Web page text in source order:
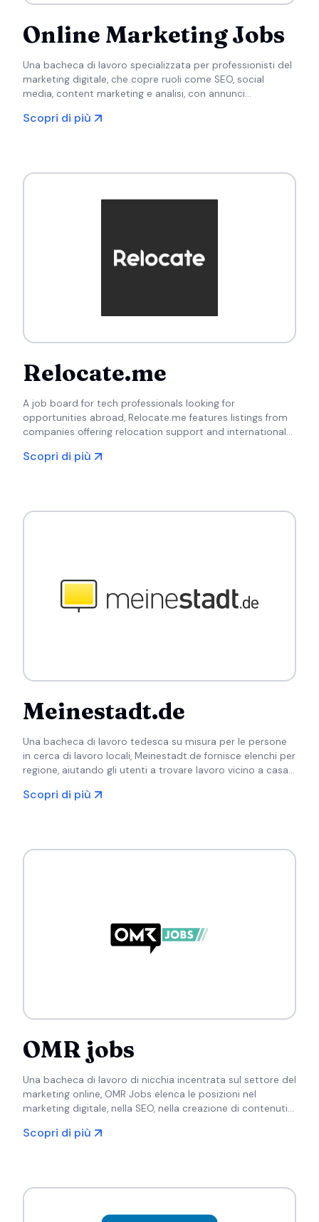
Online Marketing Jobs
Una bacheca di lavoro specializzata per professionisti del
marketing digitale, che copre ruoli come SEO, social
media, content marketing e analisi, con annunci
Scopri di più
Relocate.me
A job board for tech professionals looking for
opportunities abroad, Relocate.me features listings from
companies offering relocation support and international
Scopri di più
Meinestadt.de
Una bacheca di lavoro tedesca su misura per le persone
in cerca di lavoro locali, Meinestadt.de fornisce elenchi per
regione, aiutando gli utenti a trovare lavoro vicino a casa
Scopri di più
OMR jobs
Una bacheca di lavoro di nicchia incentrata sul settore del
marketing online, OMR Jobs elenca le posizioni nel
marketing digitale, nella SEO, nella creazione di contenuti e
Scopri di più